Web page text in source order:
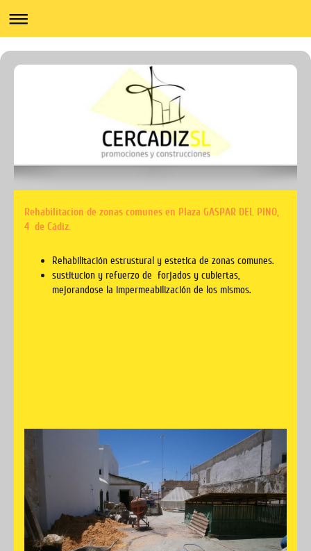
Rehabilitacion de zonas comunes en Plaza GASPAR DEL PINO,
4 de Cádiz.
Rehabilitación estrustural y estetica de zonas comunes.
sustitucion y refuerzo de forjados y cubiertas,
mejorandose la impermeabilización de los mismos.